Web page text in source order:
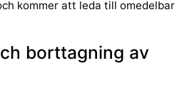
kommer att leda till omedelbar
borttagning av